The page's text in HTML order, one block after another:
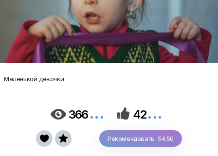
Маленькой девочки
 366...  42...
Рекомендовать 54.50
 